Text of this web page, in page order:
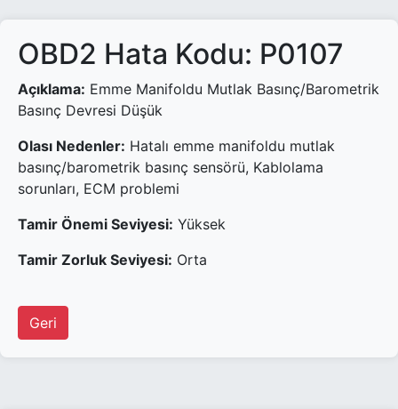
OBD2 Hata Kodu: P0107
Açıklama: Emme Manifoldu Mutlak Basınç/Barometrik
Basınç Devresi Düşük
Olası Nedenler: Hatalı emme manifoldu mutlak
basınç/barometrik basınç sensörü, Kablolama
sorunları, ECM problemi
Tamir Önemi Seviyesi: Yüksek
Tamir Zorluk Seviyesi: Orta
Geri